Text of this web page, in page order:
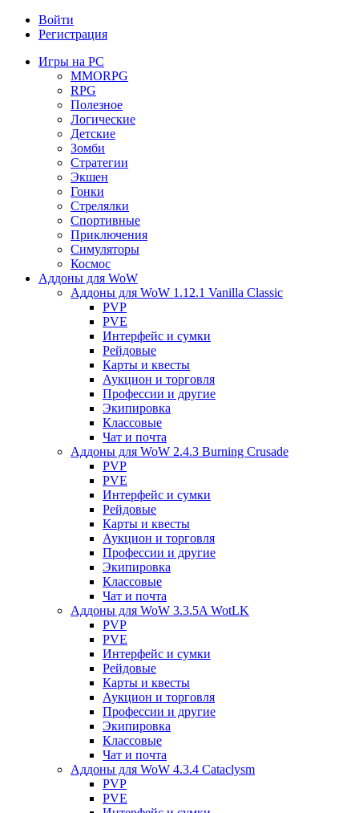
Войти
Регистрация
Игры на PC
MMORPG
RPG
Полезное
Логические
Детские
Зомби
Стратегии
Экшен
Гонки
Стрелялки
Спортивные
Приключения
Симуляторы
Космос
Аддоны для WoW
Аддоны для WoW 1.12.1 Vanilla Classic
PVP
PVE
Интерфейс и сумки
Рейдовые
Карты и квесты
Аукцион и торговля
Профессии и другие
Экипировка
Классовые
Чат и почта
Аддоны для WoW 2.4.3 Burning Crusade
PVP
PVE
Интерфейс и сумки
Рейдовые
Карты и квесты
Аукцион и торговля
Профессии и другие
Экипировка
Классовые
Чат и почта
Аддоны для WoW 3.3.5A WotLK
PVP
PVE
Интерфейс и сумки
Рейдовые
Карты и квесты
Аукцион и торговля
Профессии и другие
Экипировка
Классовые
Чат и почта
Аддоны для WoW 4.3.4 Cataclysm
PVP
PVE